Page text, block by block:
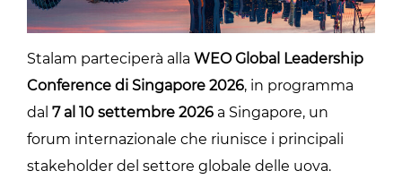
Stalam parteciperà alla WEO Global Leadership
Conference di Singapore 2026, in programma
dal 7 al 10 settembre 2026 a Singapore, un
forum internazionale che riunisce i principali
stakeholder del settore globale delle uova.